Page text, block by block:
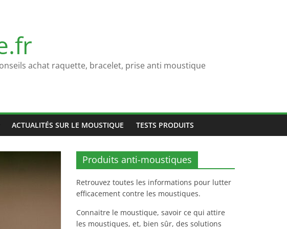
achat raquette, bracelet, prise anti moustique
ACTUALITÉS SUR LE MOUSTIQUE TESTS PRODUITS
Produits anti-moustiques
Retrouvez toutes les informations pour lutter
efficacement contre les moustiques.
Connaitre le moustique, savoir ce qui attire
les moustiques, et, bien sûr, des solutions